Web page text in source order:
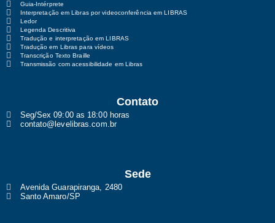
Guia-Intérprete
Interpretação em Libras por videoconferência em LIBRAS
Ledor
Legenda Descritiva
Tradução e interpretação em LIBRAS
Tradução em Libras para vídeos
Transcrição Texto Braille
Transmissão com acessibilidade em Libras
Contato
Seg/Sex 09:00 as 18:00 horas
contato@levelibras.com.br
Sede
Avenida Guarapiranga, 2480
Santo Amaro/SP